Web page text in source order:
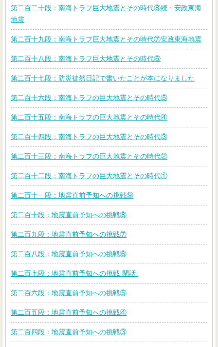
第二百二十段：南海トラフ巨大地震とその時代⑧続・安政東海
地震
第二百十九段：南海トラフ巨大地震とその時代⑦安政東海地震
第二百十八段：南海トラフ巨大地震とその時代⑥
第二百十七段：防災徒然日記で書いたことが本になりました
第二百十六段：南海トラフの巨大地震とその時代⑤
第二百十五段：南海トラフの巨大地震とその時代④
第二百十四段：南海トラフの巨大地震とその時代③
第二百十三段：南海トラフの巨大地震とその時代②
第二百十二段：南海トラフの巨大地震とその時代①
第二百十一段：地震直前予知への挑戦⑨
第二百十段：地震直前予知への挑戦⑧
第二百九段：地震直前予知への挑戦⑦
第二百八段：地震直前予知への挑戦⑥
第二百七段：地震直前予知への挑戦-閑話-
第二百六段：地震直前予知への挑戦⑤
第二百五段：地震直前予知への挑戦④
第二百四段：地震直前予知への挑戦③